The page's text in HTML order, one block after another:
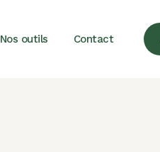
Nos outils Contact